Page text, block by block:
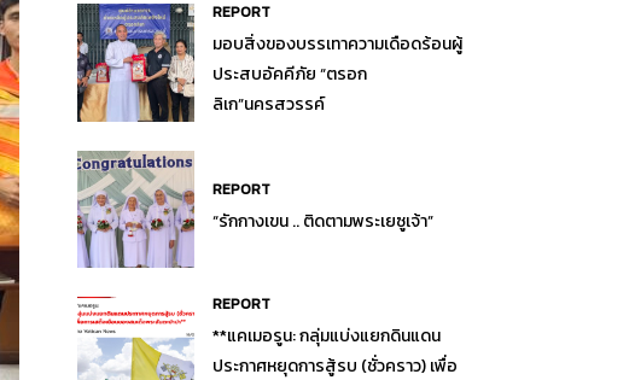
REPORT
มอบสิ่งของบรรเทาความเดือดร้อนผู้
ประสบอัคคีภัย “ตรอก
ลิเก”นครสวรรค์
REPORT
“รักกางเขน .. ติดตามพระเยซูเจ้า”
REPORT
**แคเมอรูน: กลุ่มแบ่งแยกดินแดน
ประกาศหยุดการสู้รบ (ชั่วคราว) เพื่อ